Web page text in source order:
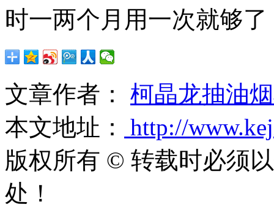
时一两个月用一次就够
文章作者： 柯晶龙抽油
本文地址：
http://
版权所有 © 转载时必须
处！